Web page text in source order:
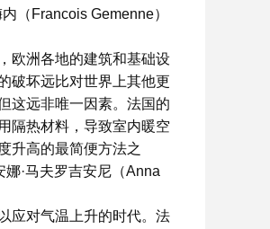
（Francois Gemenne）
欧洲各地的建筑和基础设
破坏远比对世界上其他更
这远非唯一因素。法国的
隔热材料，导致室内暖空
升高的最简便方法之
·马夫罗吉安尼（Anna
应对气温上升的时代。法